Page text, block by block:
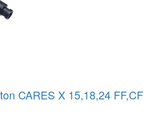
CARES X 15,18,24 FF,CF